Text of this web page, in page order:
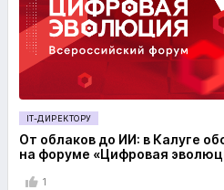
IT-ДИРЕКТОРУ
От облаков до ИИ: в Калуге
на форуме «Цифровая
1